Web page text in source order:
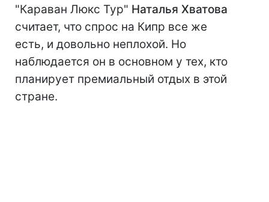
"Караван Люкс Тур" Наталья Хватова
считает, что спрос на Кипр все же
есть, и довольно неплохой. Но
наблюдается он в основном у тех, кто
планирует премиальный отдых в этой
стране.